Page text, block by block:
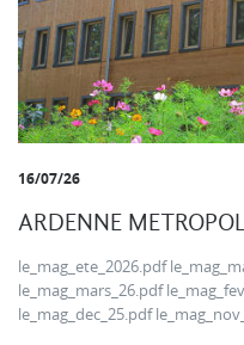
16/07/26
ARDENNE
le_mag_ete_2026.pdf
le_mag_mars_26.pdf
le_mag_dec_25.pdf